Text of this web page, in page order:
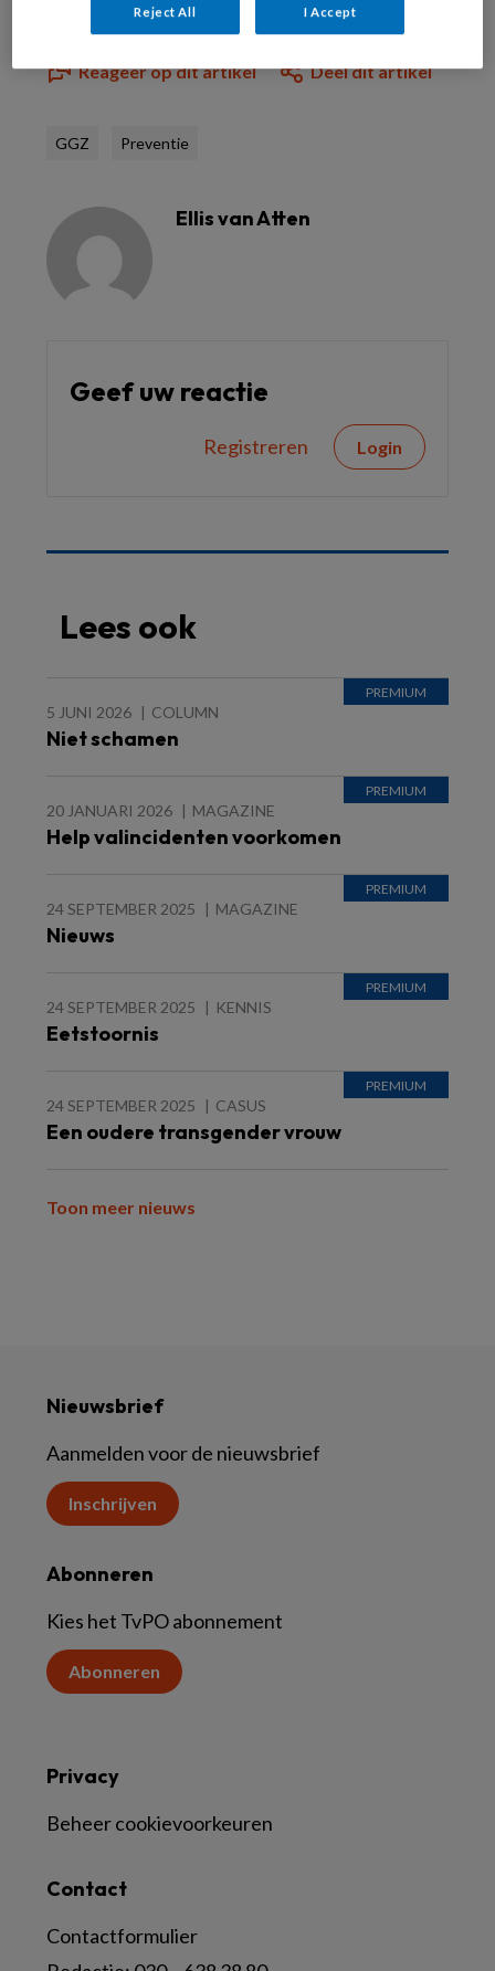
Reageer op dit artikel Deel dit artikel
GGZ Preventie
Ellis van Atten
Geef uw reactie
Registreren Login
Lees ook
5 JUNI 2026 COLUMN
Niet schamen
20 JANUARI 2026 MAGAZINE
Help valincidenten voorkomen
24 SEPTEMBER 2025 MAGAZINE
Nieuws
24 SEPTEMBER 2025 KENNIS
Eetstoornis
24 SEPTEMBER 2025 CASUS
Een oudere transgender vrouw
Toon meer nieuws
Nieuwsbrief
Aanmelden voor de nieuwsbrief
Inschrijven
Abonneren
Kies het TvPO abonnement
Abonneren
Contact
Contactformulier
Privacy
Beheer cookievoorkeuren
Reject All I Accept